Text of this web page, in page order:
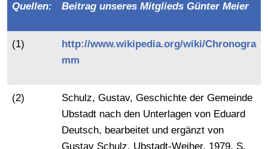
Quellen: Beitrag unseres Mitglieds Günter Meier
(1)
http://www.wikipedia.org/wiki/Chronogra
mm
(2)
Schulz, Gustav, Geschichte der Gemeinde
Ubstadt nach den Unterlagen von Eduard
Deutsch, bearbeitet und ergänzt von
Gustav Schulz, Ubstadt-Weiher, 1979, S.